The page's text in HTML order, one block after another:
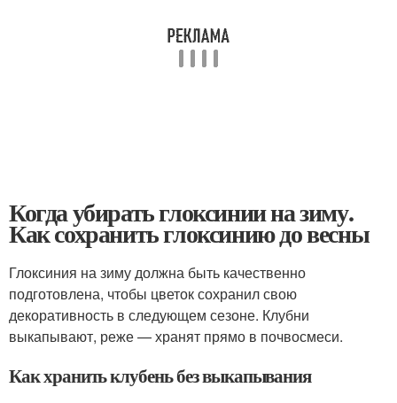
Когда убирать глоксинии на зиму.
Как сохранить глоксинию до весны
Глоксиния на зиму должна быть качественно
подготовлена, чтобы цветок сохранил свою
декоративность в следующем сезоне. Клубни
выкапывают, реже — хранят прямо в почвосмеси.
Как хранить клубень без выкапывания